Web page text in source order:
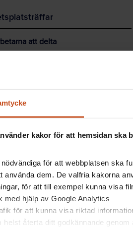
kakor för att hemsidan ska
för att webbplatsen ska
använda dem. De valfria kakorna
för att till exempel kunna visa
med hjälp av Google Analytics
för att kunna visa riktad
helst återta ditt godkännande
att delta
delta, eller krockar mötet med
de medverkande inte störs av
för att stimulera olika sätt att
upp som till exempel bikupor eller
roll för vilka som kommer till tals.
att sitta eller måste några stå?
innan APT.
senaste informationen